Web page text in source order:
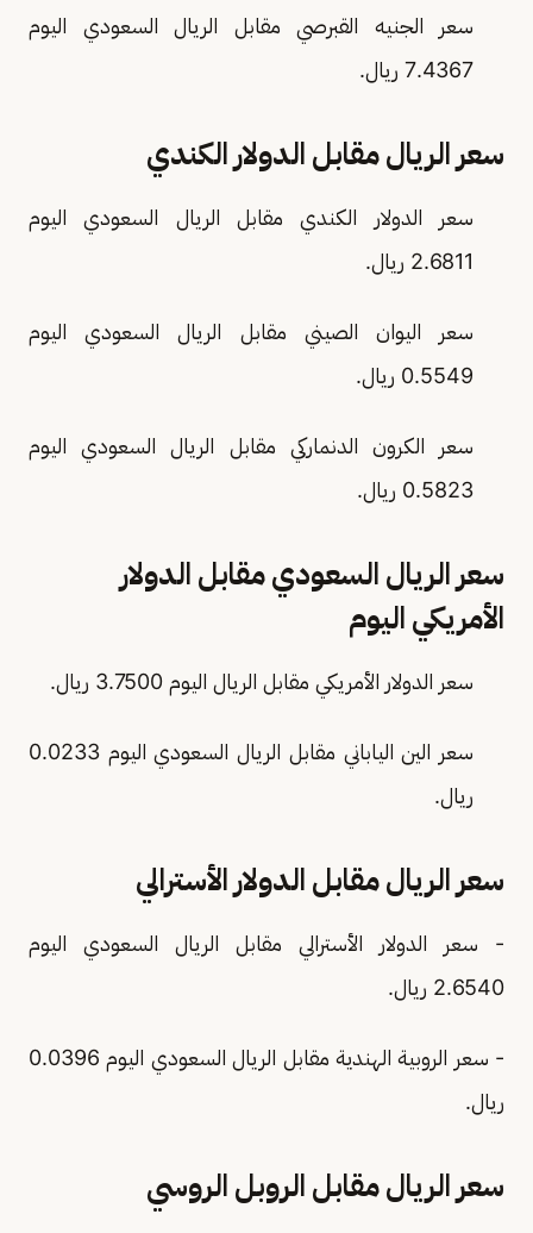
سعر الجنيه القبرصي مقابل الريال السعودي اليوم
7.4367 ريال.
سعر الريال مقابل الدولار الكندي
سعر الدولار الكندي مقابل الريال السعودي اليوم
2.6811 ريال.
سعر اليوان الصيني مقابل الريال السعودي اليوم
0.5549 ريال.
سعر الكرون الدنماركي مقابل الريال السعودي اليوم
0.5823 ريال.
سعر الريال السعودي مقابل الدولار
الأمريكي اليوم
سعر الدولار الأمريكي مقابل الريال اليوم 3.7500 ريال.
سعر الين الياباني مقابل الريال السعودي اليوم 0.0233
ريال.
سعر الريال مقابل الدولار الأسترالي
- سعر الدولار الأسترالي مقابل الريال السعودي اليوم
2.6540 ريال.
- سعر الروبية الهندية مقابل الريال السعودي اليوم 0.0396
ريال.
سعر الريال مقابل الروبل الروسي